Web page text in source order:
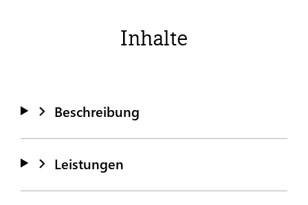
Inhalte
Beschreibung
Leistungen